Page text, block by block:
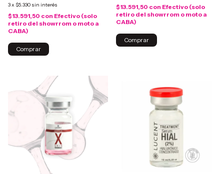
3x $5.330 sin interés
$13.591,50 con Efectivo (solo
retiro del showrrom o moto a
CABA)
$13.591,50 con Efectivo (solo
retiro del showrrom o moto a
CABA)